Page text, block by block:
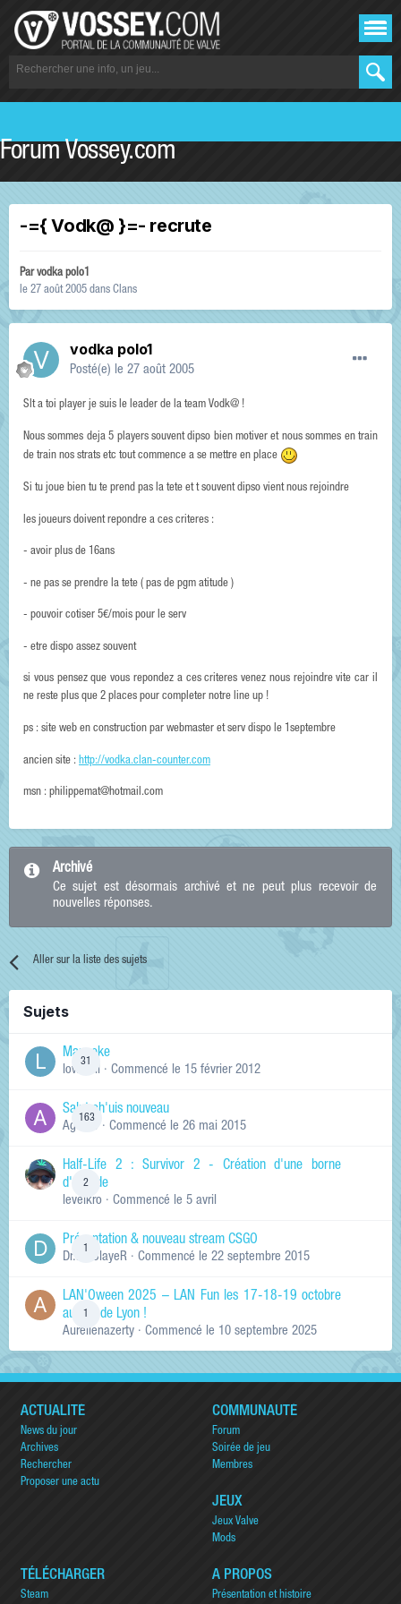
Forum Vossey.com
-={ Vodk@ }=- recrute
Parvodka polo1
le 27 août 2005 dans Clans
vodka polo1
Posté(e) le 27 août 2005
Slt a toi player je suis le leader de la team Vodk@ !
Nous sommes deja 5 players souvent dipso bien motiver et nous sommes en train
de train nos strats etc tout commence a se mettre en place
Si tu joue bien tu te prend pas la tete et t souvent dipso vient nous rejoindre
les joueurs doivent repondre a ces criteres :
- avoir plus de 16ans
- ne pas se prendre la tete ( pas de pgm atitude )
- pouvoir cotiser 5€/mois pour le serv
- etre dispo assez souvent
si vous pensez que vous repondez a ces criteres venez nous rejoindre vite car il
ne reste plus que 2 places pour completer notre line up !
ps : site web en construction par webmaster et serv dispo le 1septembre
ancien site : http://vodka.clan-counter.com
msn : philippemat@hotmail.com
Archivé
Ce sujet est désormais archivé et ne peut plus recevoir de
nouvelles réponses.
Aller sur la liste des sujets
Sujets
31
Manneke
lowskill · Commencé le 15 février 2012
163
Salut ch'uis nouveau
Ag0Nie · Commencé le 26 mai 2015
2
Half-Life 2 : Survivor 2 - Création d'une borne
d'arcade
levelkro · Commencé le 5 avril
Présentation & nouveau stream CSGO
Dr.KinSlayeR · Commencé le 22 septembre 2015
LAN'Oween 2025 – LAN Fun les 17-18-19 octobre
au sud de Lyon !
Aurelienazerty · Commencé le 10 septembre 2025
ACTUALITÉ
News du jour
Archives
Rechercher
Proposer une actu
COMMUNAUTÉ
Forum
Soirée de jeu
Membres
JEUX
Jeux Valve
Mods
TÉLÉCHARGER
Steam
A PROPOS
Présentation et histoire